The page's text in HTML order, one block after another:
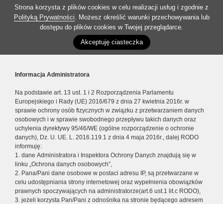
Strona korzysta z plików cookies w celu realizacji usług i zgodnie z
Polityką Prywatności. Możesz określić warunki przechowywania lub
dostępu do plików cookies w Twojej przeglądarce.
Akceptuję ciasteczka
Informacja Administratora
Na podstawie art. 13 ust. 1 i 2 Rozporządzenia Parlamentu
Europejskiego i Rady (UE) 2016/679 z dnia 27 kwietnia 2016r. w
sprawie ochrony osób fizycznych w związku z przetwarzaniem danych
osobowych i w sprawie swobodnego przepływu takich danych oraz
uchylenia dyrektywy 95/46/WE (ogólne rozporządzenie o ochronie
danych), Dz. U. UE. L. 2016.119.1 z dnia 4 maja 2016r., dalej RODO
informuję:
1. dane Administratora i Inspektora Ochrony Danych znajdują się w
linku „Ochrona danych osobowych”,
2. Pana/Pani dane osobowe w postaci adresu IP, są przetwarzane w
celu udostępniania strony internetowej oraz wypełnienia obowiązków
prawnych spoczywających na administratorze(art.6 ust.1 lit.c RODO),
3. jeżeli korzysta Pan/Pani z odnośnika na stronie będącego adresem